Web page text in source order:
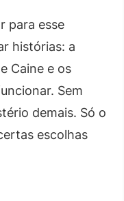
para esse
histórias: a
Caine e os
Sem
demais. Só o
escolhas